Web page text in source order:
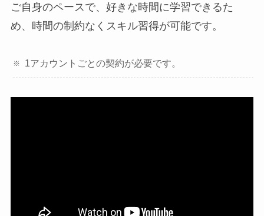
ご自身のペースで、好きな時間に学習できるた
め、時間の制約なくスキル習得が可能です。
1アカウントごとの契約が必要です。